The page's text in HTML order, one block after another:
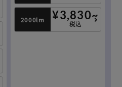
2000lm ¥3,830~
税込